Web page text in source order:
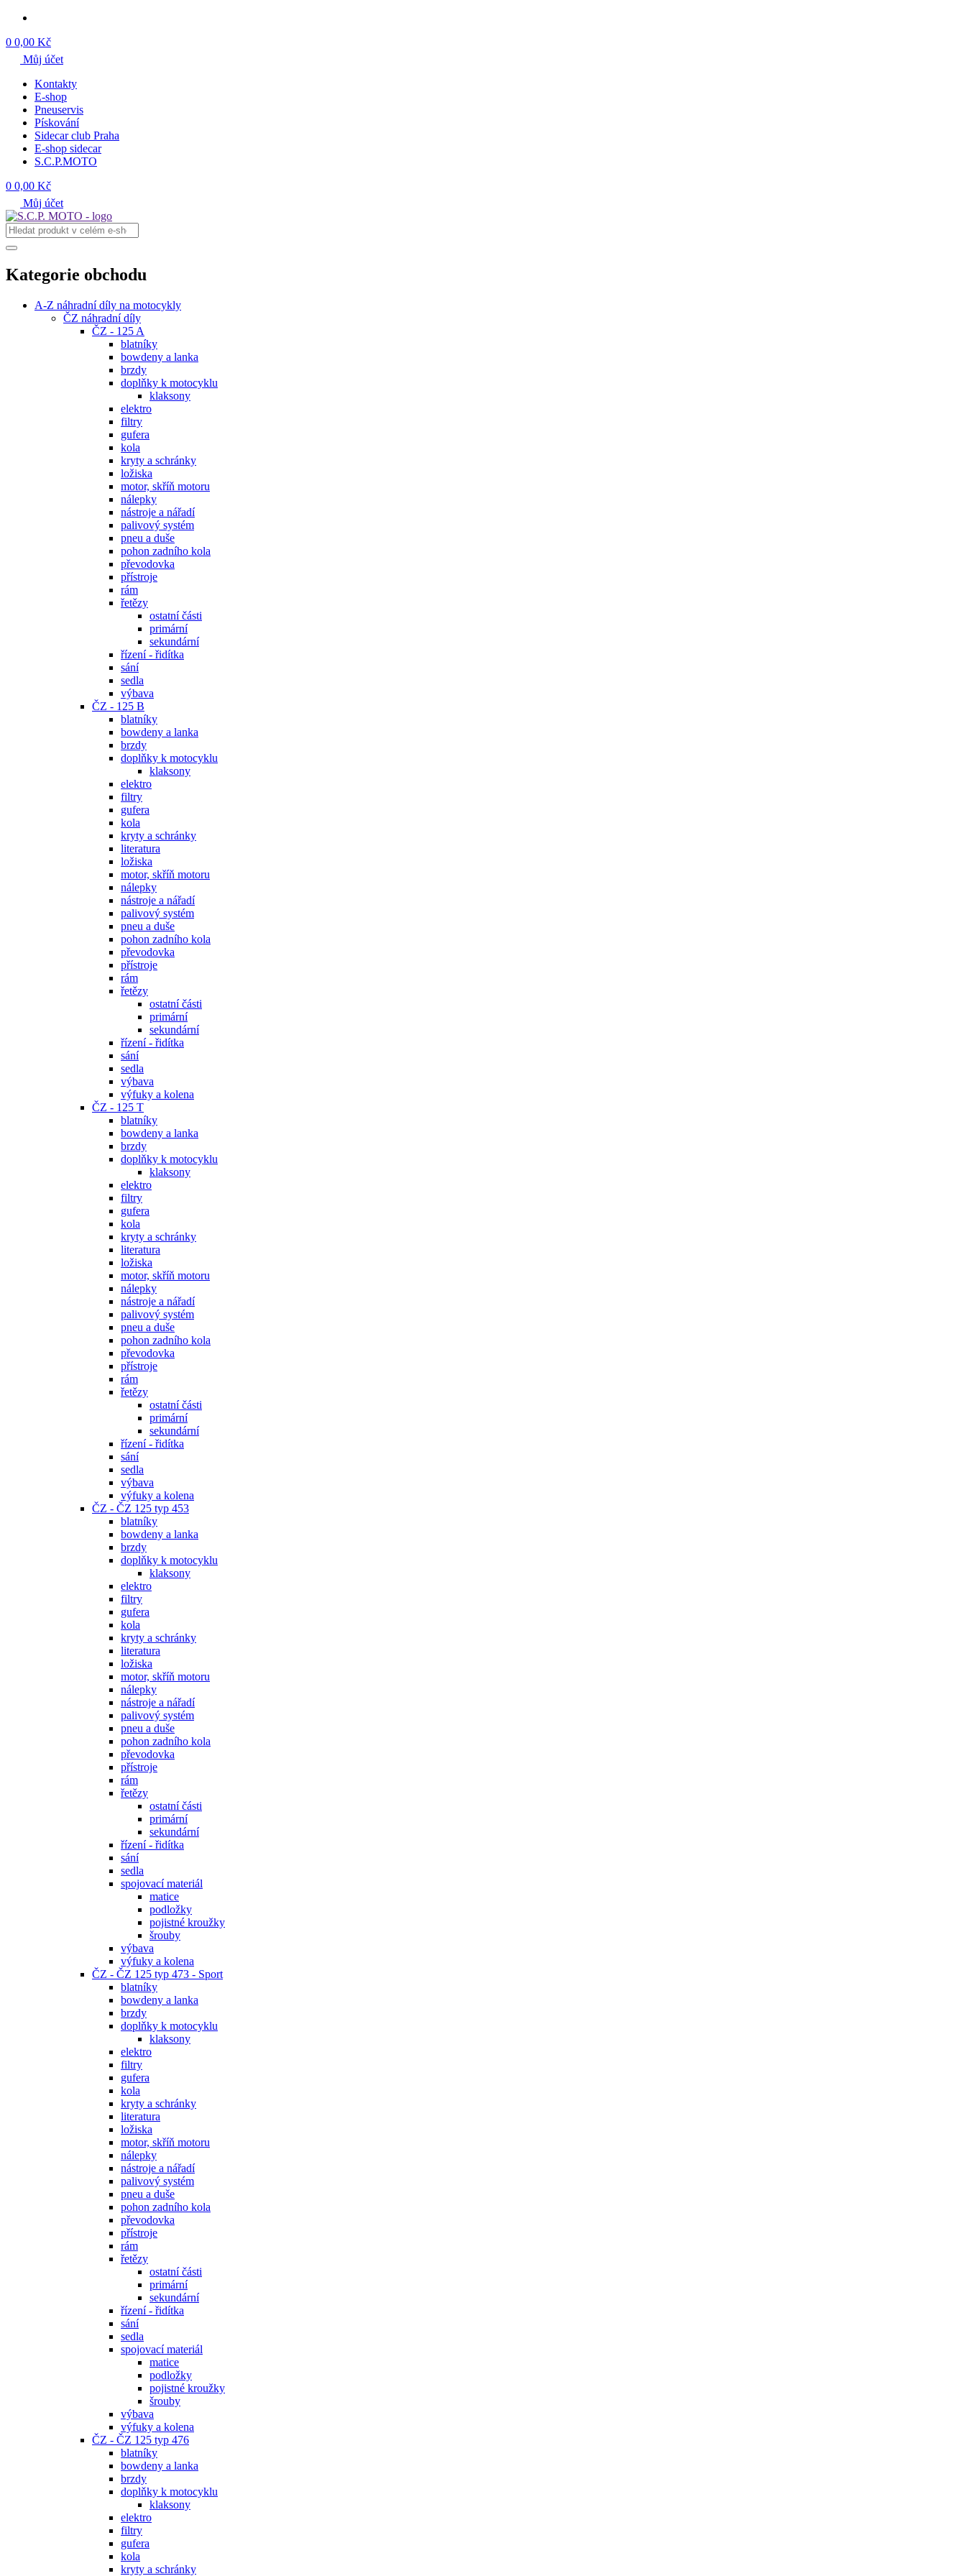
0 0,00 Kč
Můj účet
Kontakty
E-shop
Pneuservis
Pískování
Sidecar club Praha
E-shop sidecar
S.C.P.MOTO
0 0,00 Kč
Můj účet
Kategorie obchodu
A-Z náhradní díly na motocykly
ČZ náhradní díly
ČZ - 125 A
blatníky
bowdeny a lanka
brzdy
doplňky k motocyklu
klaksony
elektro
filtry
gufera
kola
kryty a schránky
ložiska
motor, skříň motoru
nálepky
nástroje a nářadí
palivový systém
pneu a duše
pohon zadního kola
převodovka
přístroje
rám
řetězy
ostatní části
primární
sekundární
řízení - řidítka
sání
sedla
výbava
ČZ - 125 B
blatníky
bowdeny a lanka
brzdy
doplňky k motocyklu
klaksony
elektro
filtry
gufera
kola
kryty a schránky
literatura
ložiska
motor, skříň motoru
nálepky
nástroje a nářadí
palivový systém
pneu a duše
pohon zadního kola
převodovka
přístroje
rám
řetězy
ostatní části
primární
sekundární
řízení - řidítka
sání
sedla
výbava
výfuky a kolena
ČZ - 125 T
blatníky
bowdeny a lanka
brzdy
doplňky k motocyklu
klaksony
elektro
filtry
gufera
kola
kryty a schránky
literatura
ložiska
motor, skříň motoru
nálepky
nástroje a nářadí
palivový systém
pneu a duše
pohon zadního kola
převodovka
přístroje
rám
řetězy
ostatní části
primární
sekundární
řízení - řidítka
sání
sedla
výbava
výfuky a kolena
ČZ - ČZ 125 typ 453
blatníky
bowdeny a lanka
brzdy
doplňky k motocyklu
klaksony
elektro
filtry
gufera
kola
kryty a schránky
literatura
ložiska
motor, skříň motoru
nálepky
nástroje a nářadí
palivový systém
pneu a duše
pohon zadního kola
převodovka
přístroje
rám
řetězy
ostatní části
primární
sekundární
řízení - řidítka
sání
sedla
spojovací materiál
matice
podložky
pojistné kroužky
šrouby
výbava
výfuky a kolena
ČZ - ČZ 125 typ 473 - Sport
blatníky
bowdeny a lanka
brzdy
doplňky k motocyklu
klaksony
elektro
filtry
gufera
kola
kryty a schránky
literatura
ložiska
motor, skříň motoru
nálepky
nástroje a nářadí
palivový systém
pneu a duše
pohon zadního kola
převodovka
přístroje
rám
řetězy
ostatní části
primární
sekundární
řízení - řidítka
sání
sedla
spojovací materiál
matice
podložky
pojistné kroužky
šrouby
výbava
výfuky a kolena
ČZ - ČZ 125 typ 476
blatníky
bowdeny a lanka
brzdy
doplňky k motocyklu
klaksony
elektro
filtry
gufera
kola
kryty a schránky